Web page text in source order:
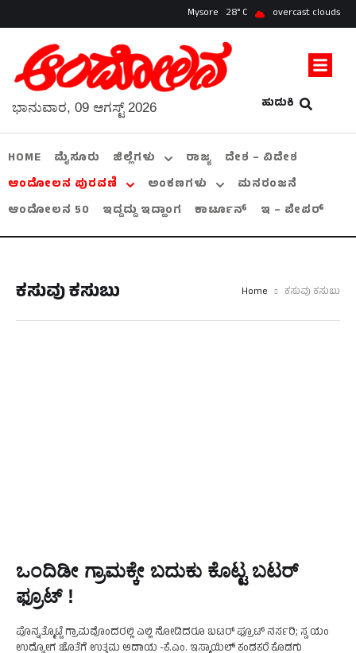
Mysore 28 overcast clouds
ಹುಡುಕಿ
ಭಾನುವಾರ, 09 ಆಗಸ್ಟ್ 2026
HOME ಮೈಸೂರು ಜಿಲ್ಲೆಗಳು ರಾಜ್ಯ
ದೇಶ – ವಿದೇಶ
ಆಂದೋಲನ ಪುರವಣಿ
ಅಂಕಣಗಳು
ಮನರಂಜನೆ
ಆಂದೋಲನ 50
ಇದ್ದದ್ದು ಇದ್ಹಾಂಗ ಕಾರ್ಟೂನ್ ಇ – ಪೇಪರ್
ಕಸುವು ಕಸುಬು Home ಕಸುವು ಕಸುಬು
ಒಂದಿಡೀ ಗ್ರಾಮಕ್ಕೇ ಬದುಕು ಕೊಟ್ಟ ಬಟರ್
ಫ್ರೂಟ್ !
ಪೊನ್ನತ್ಮೊಟ್ಟೆ ಗ್ರಾಮವೊಂದರಲ್ಲಿ ಎಲ್ಲಿ ನೋಡಿದರೂ ಬಟರ್ ಫ್ರೂಟ್ ನರ್ಸರಿ; ಸ್ವ ಯಂ
ಉದ್ಯೋಗ ಜೊತೆಗೆ ಉತ್ತಮ ಆದಾಯ -ಕೆ.ಎಂ. ಇಸ್ಮಾಯಿಲ್ ಕಂಡಕರೆ ಕೊಡಗು